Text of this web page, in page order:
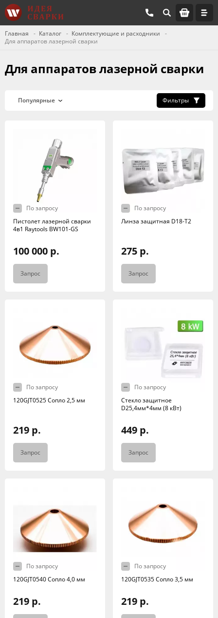
Главная Каталог
Комплектующие и расходники
Для аппаратов лазерной сварки
Для аппаратов лазерной сварки
Фильтры
По запросу
Пистолет лазерной сварки
4в1 Raytools BW101-GS
100 000 р.
Запрос
По запросу
Линза защитная D18-T2
275 р.
Запрос
По запросу
120GJT0525 Сопло 2,5 мм
219 р.
Запрос
По запросу
Стекло защитное
D25,4мм*4мм (8 кВт)
449 р.
Запрос
По запросу
120GJT0540 Сопло 4,0 мм
219 р.
По запросу
120GJT0535 Сопло 3,5 мм
219 р.